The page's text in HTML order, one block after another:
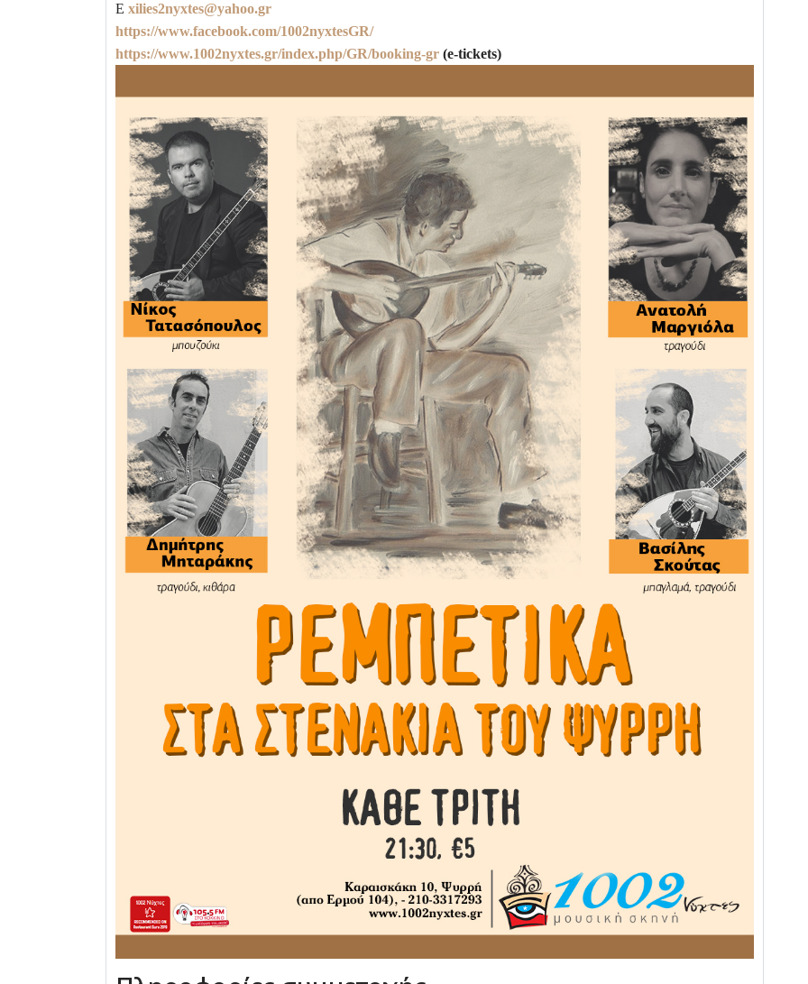
E xilies2nyxtes@yahoo.gr
https://www.facebook.com/1002nyxtesGR/
https://www.1002nyxtes.gr/index.php/GR/booking-gr (e-tickets)